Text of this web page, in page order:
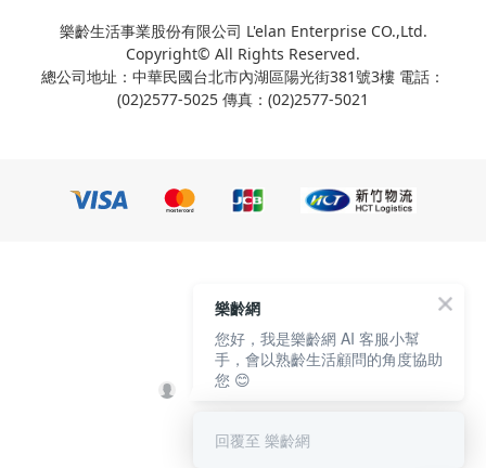
樂齡生活事業股份有限公司 L'elan Enterprise CO.,Ltd.
Copyright© All Rights Reserved.
總公司地址：中華民國台北市內湖區陽光街381號3樓 電話：
(02)2577-5025 傳真：(02)2577-5021
樂齡網
您好，我是樂齡網 AI 客服小幫
手，會以熟齡生活顧問的角度協助
您 😊
回覆至 樂齡網